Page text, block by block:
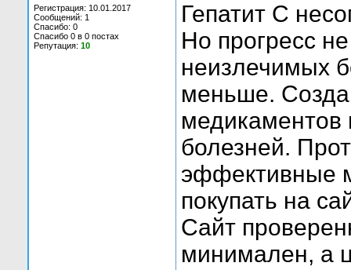
Регистрация: 10.01.2017
Сообщений: 1
Спасибо: 0
Спасибо 0 в 0 постах
Репутация: 10
Гепатит С
Но прогресс
неизлечимых
меньше.
медикаментов
болезней.
эффективные
покупать на
Сайт
минимален, а